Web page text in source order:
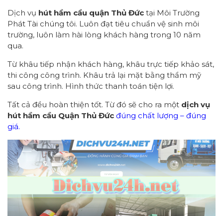
Dịch vụ hút hầm cầu quận Thủ Đức tại Môi Trường
Phát Tài chúng tôi. Luôn đạt tiêu chuẩn vệ sinh môi
trường, luôn làm hài lòng khách hàng trong 10 năm
qua.
Từ khâu tiếp nhận khách hàng, khâu trực tiếp khảo sát,
thi công công trình. Khâu trả lại mặt bằng thẩm mỹ
sau công trình. Hình thức thanh toán tiện lợi.
Tất cả đều hoàn thiện tốt. Từ đó sẽ cho ra một dịch vụ
hút hầm cầu Quận Thủ Đức đúng chất lượng – đúng
giá.